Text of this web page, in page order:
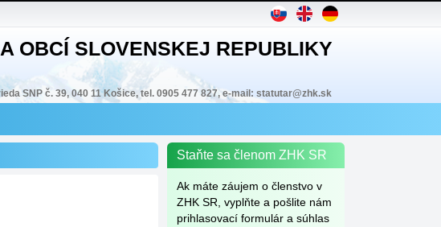
OBCÍ SLOVENSKEJ REPUBLIKY
SNP č. 39, 040 11 Košice, tel. 0905 477 827, e-mail: statutar@zhk.sk
Staňte sa členom ZHK SR
Ak máte záujem o členstvo v
ZHK SR, vyplňte a pošlite nám
prihlasovací formulár a súhlas